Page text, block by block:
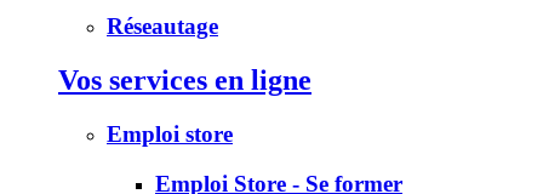
Réseautage
Vos services en ligne
Emploi store
Emploi Store - Se former